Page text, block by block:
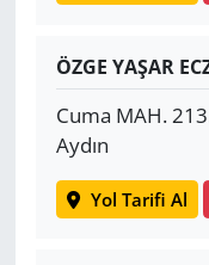
ÖZGE YAŞAR
Cuma MAH.
Aydın
Yol Tarifi Al